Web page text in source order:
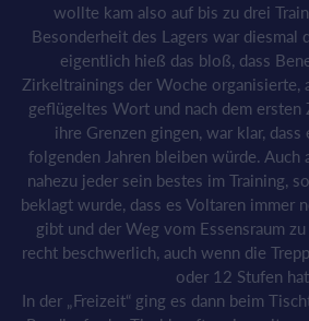
wollte kam also auf bis zu drei
Besonderheit des Lagers war diesmal
eigentlich hieß das bloß, dass
Zirkeltrainings der Woche organisierte,
geflügeltes Wort und nach dem ersten
ihre Grenzen gingen, war klar, dass
folgenden Jahren bleiben würde. Auch
nahezu jeder sein bestes im Training,
beklagt wurde, dass es Voltaren immer
gibt und der Weg vom Essensraum
recht beschwerlich, auch wenn die
oder 12 Stufen
In der „Freizeit“ ging es dann beim